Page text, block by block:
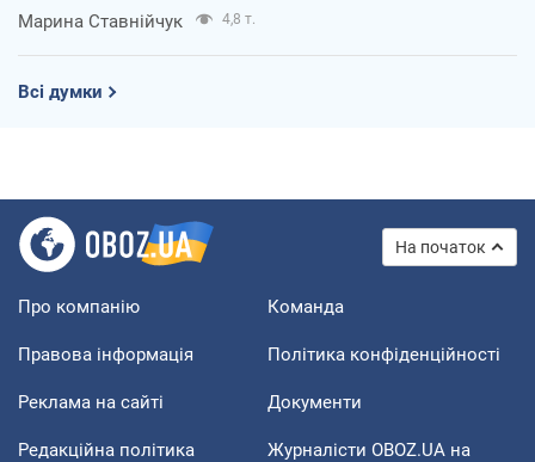
Марина Ставнійчук 4,8 т.
Всі думки
На початок
Про компанію Команда
Правова інформація Політика конфіденційності
Реклама на сайті Документи
Редакційна політика
Журналісти OBOZ.UA на